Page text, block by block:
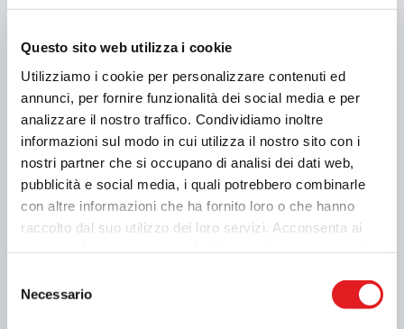
Questo sito web utilizza i cookie
Utilizziamo i cookie per personalizzare contenuti ed
annunci, per fornire funzionalità dei social media e per
analizzare il nostro traffico. Condividiamo inoltre
informazioni sul modo in cui utilizza il nostro sito con i
nostri partner che si occupano di analisi dei dati web,
pubblicità e social media, i quali potrebbero combinarle
con altre informazioni che ha fornito loro o che hanno
raccolto dal suo utilizzo dei loro servizi. Acconsenta ai
delNecessario
professionista.